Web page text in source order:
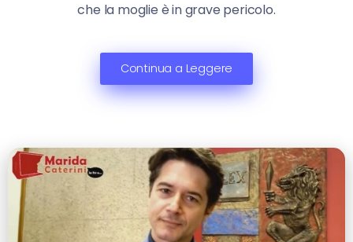
che la moglie è in grave pericolo.
Continua a Leggere